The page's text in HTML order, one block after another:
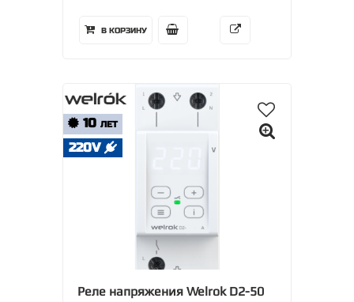
В КОРЗИНУ
10 ЛЕТ
220V
Реле напряжения Welrok D2-50